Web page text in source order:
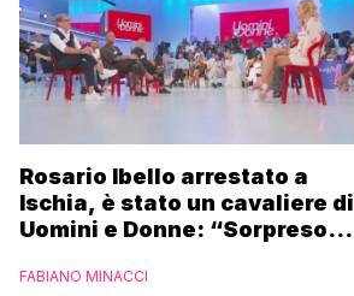
Rosario Ibello arrestato a
Ischia, è stato un cavaliere di
Uomini e Donne: “Sorpreso di
riconosciuto”
FABIANO MINACCI